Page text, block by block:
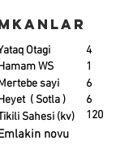
Otagi 4
sayi
6
WS 1
( Sotla )
6
Sahesi (kv) 120
novu